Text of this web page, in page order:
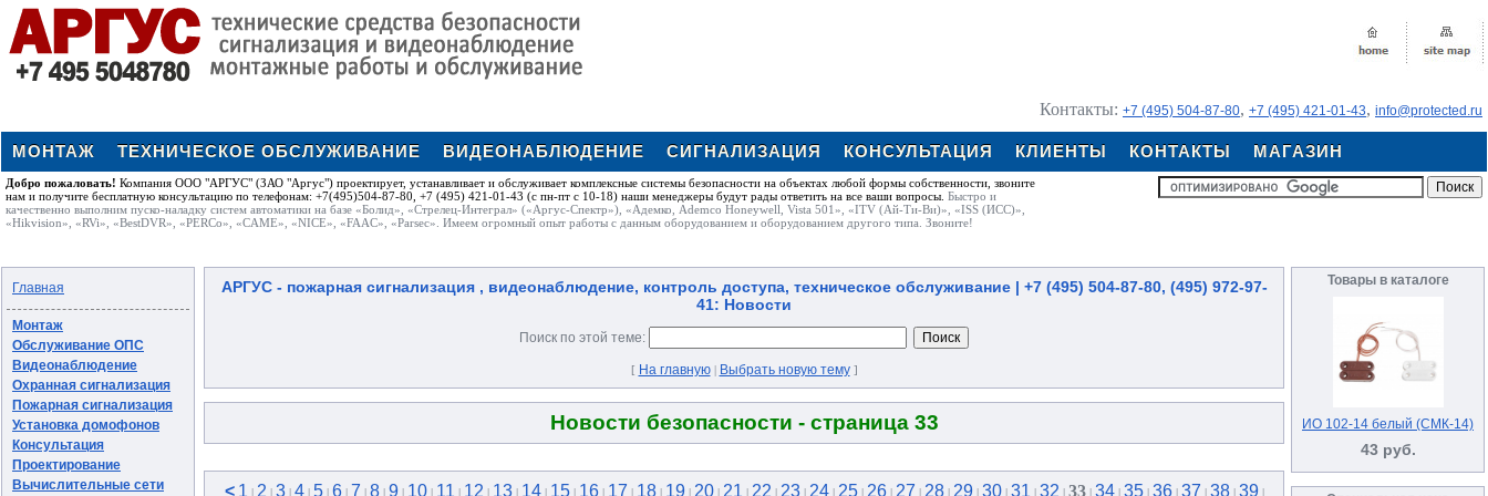
Контакты: +7 (495) 504-87-80, +7 (495) 421-01-43, info@protected.ru
МОНТАЖ ТЕХНИЧЕСКОЕ ОБСЛУЖИВАНИЕ ВИДЕОНАБЛЮДЕНИЕ СИГНАЛИЗАЦИЯ КОНСУЛЬТАЦИЯ КЛИЕНТЫ КОНТАКТЫ МАГАЗИН
Добро пожаловать! Компания ООО "АРГУС" (ЗАО "Аргус") проектирует, устанавливает и обслуживает комплексные системы безопасности на объектах любой формы собственности, звоните
нам и получите бесплатную консультацию по телефонам: +7(495)504-87-80, +7 (495) 421-01-43 (с пн-пт с 10-18) наши менеджеры будут рады ответить на все ваши вопросы. Быстро и
качественно выполним пуско-наладку систем автоматики на базе «Болид», «Стрелец-Интеграл» («Аргус-Спектр»), «Адемко, Ademco Honeywell, Vista 501», «ITV (Ай-Ти-Ви)», «ISS (ИСС)»,
«Hikvision», «RVi», «BestDVR», «PERCo», «CAME», «NICE», «FAAC», «Parsec». Имеем огромный опыт работы с данным оборудованием и оборудованием другого типа. Звоните!
Главная
Монтаж
Обслуживание ОПС
Видеонаблюдение
Охранная сигнализация
Пожарная сигнализация
Установка домофонов
Консультация
Проектирование
Вычислительные сети
АРГУС - пожарная сигнализация , видеонаблюдение, контроль доступа, техническое обслуживание | +7 (495) 504-87-80, (495) 972-97-
41: Новости
Поиск по этой теме:
[ На главную| Выбрать новую тему]
Новости безопасности - cтраница 33
< 1 | 2 | 3| 4| 5| 6| 7 | 8| 9| 10| 11 | 12 | 13| 14| 15| 16| 17 | 18| 19| 20| 21 | 22 | 23| 24| 25| 26| 27 | 28| 29| 30| 31 | 32 | 33| 34| 35| 36| 37 | 38| 39|
Товары в каталоге
ИО 102-14 белый (СМК-14)
43 руб.